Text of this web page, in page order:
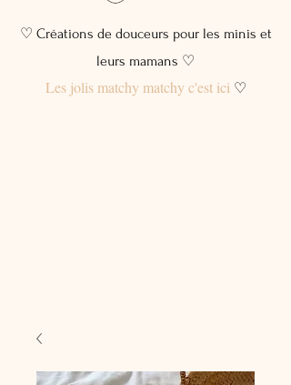
♡ Créations de douceurs pour les minis et
leurs mamans ♡
Les jolis matchy matchy c'est ici♡